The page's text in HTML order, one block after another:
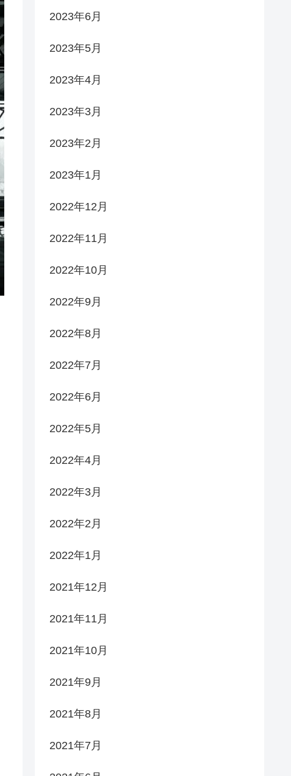
2023年6月
2023年5月
2023年4月
2023年3月
2023年2月
2023年1月
2022年12月
2022年11月
2022年10月
2022年9月
2022年8月
2022年7月
2022年6月
2022年5月
2022年4月
2022年3月
2022年2月
2022年1月
2021年12月
2021年11月
2021年10月
2021年9月
2021年8月
2021年7月